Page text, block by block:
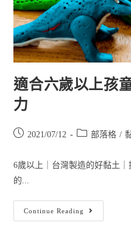
適合六歲以上孩
力
2021/07/12 部落格 /
6歲以上｜台灣製造的好黏土
的...
Continue Reading